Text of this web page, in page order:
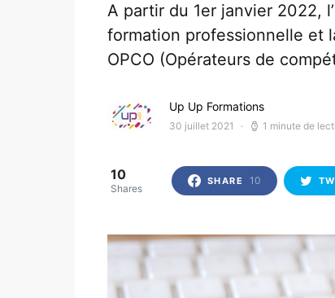
A partir du 1er janvier 2022,
formation professionnelle et
OPCO (Opérateurs de
Up Up Formations
30 juillet 2021 1 minute de
10
Shares
SHARE 10